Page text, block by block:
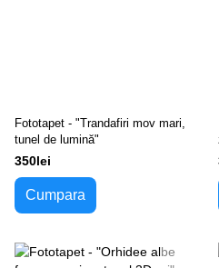
Fototapet - "Trandafiri mov mari,
tunel de lumină"
350lei
Cumpara